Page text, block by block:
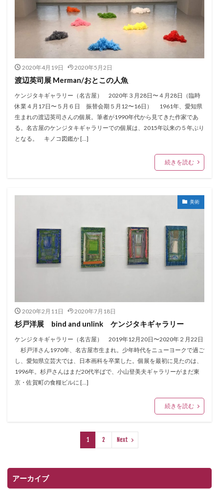
2020年4月19日 2020年5月2日
渡辺英司展 Merman/おとこの人魚
ケンジタキギャラリー（名古屋） 2020年３月28日〜４月28日（臨時
休業４月17日〜５月６日 振替会期５月12〜16日） 1961年、愛知県
生まれの渡辺英司さんの個展。筆者が1990年代から見てきた作家であ
る。名古屋のケンジタキギャラリーでの個展は、2015年以来の５年ぶり
となる。 キノコ図鑑か […]
続きを読む
美術
2020年2月11日 2020年7月18日
杉戸洋展 bind and unlink ケンジタキギャラリー
ケンジタキギャラリー（名古屋） 2019年12月20日〜2020年２月22日
杉戸洋さん1970年、名古屋市生まれ。少年時代をニューヨークで過ご
し、愛知県立芸大では、日本画科を卒業した。個展を最初に見たのは、
1996年。杉戸さんはまだ20代半ばで、小山登美夫ギャラリーがまだ東
京・佐賀町の食糧ビルに […]
続きを読む
1 2 Next
アーカイブ